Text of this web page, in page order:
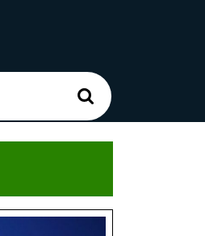
Search
for: